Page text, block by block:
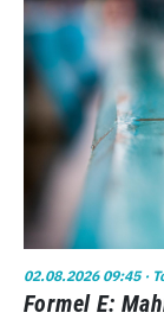
02.08.2026 09:45·
Formel E: